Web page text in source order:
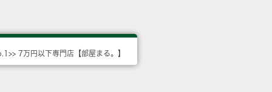
7万円以下専門店【部屋まる。】